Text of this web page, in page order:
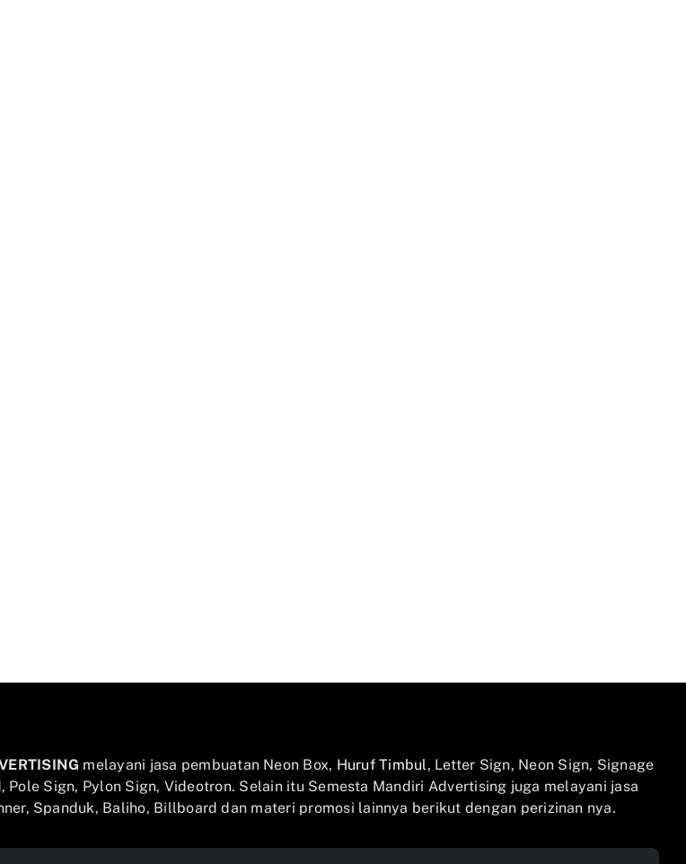
melayani jasa pembuatan Neon Box, Huruf Timbul, Letter Sign, Neon Sign, Signage
Sign, Pylon Sign, Videotron. Selain itu Semesta Mandiri Advertising juga melayani jasa
Spanduk, Baliho, Billboard dan materi promosi lainnya berikut dengan perizinan nya.